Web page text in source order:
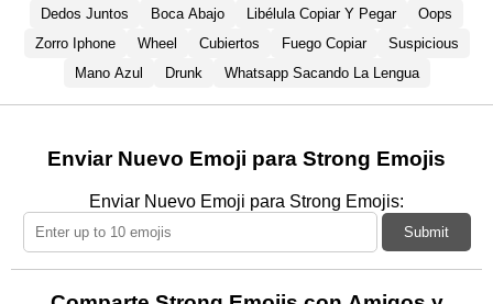
Dedos Juntos
Boca Abajo Libélula Copiar Y Pegar
Oops
Zorro Iphone
Wheel Cubiertos Fuego Copiar
Suspicious
Mano Azul
Drunk Whatsapp Sacando La Lengua
Enviar Nuevo Emoji para Strong Emojis
Enviar Nuevo Emoji para Strong Emojis:
Submit